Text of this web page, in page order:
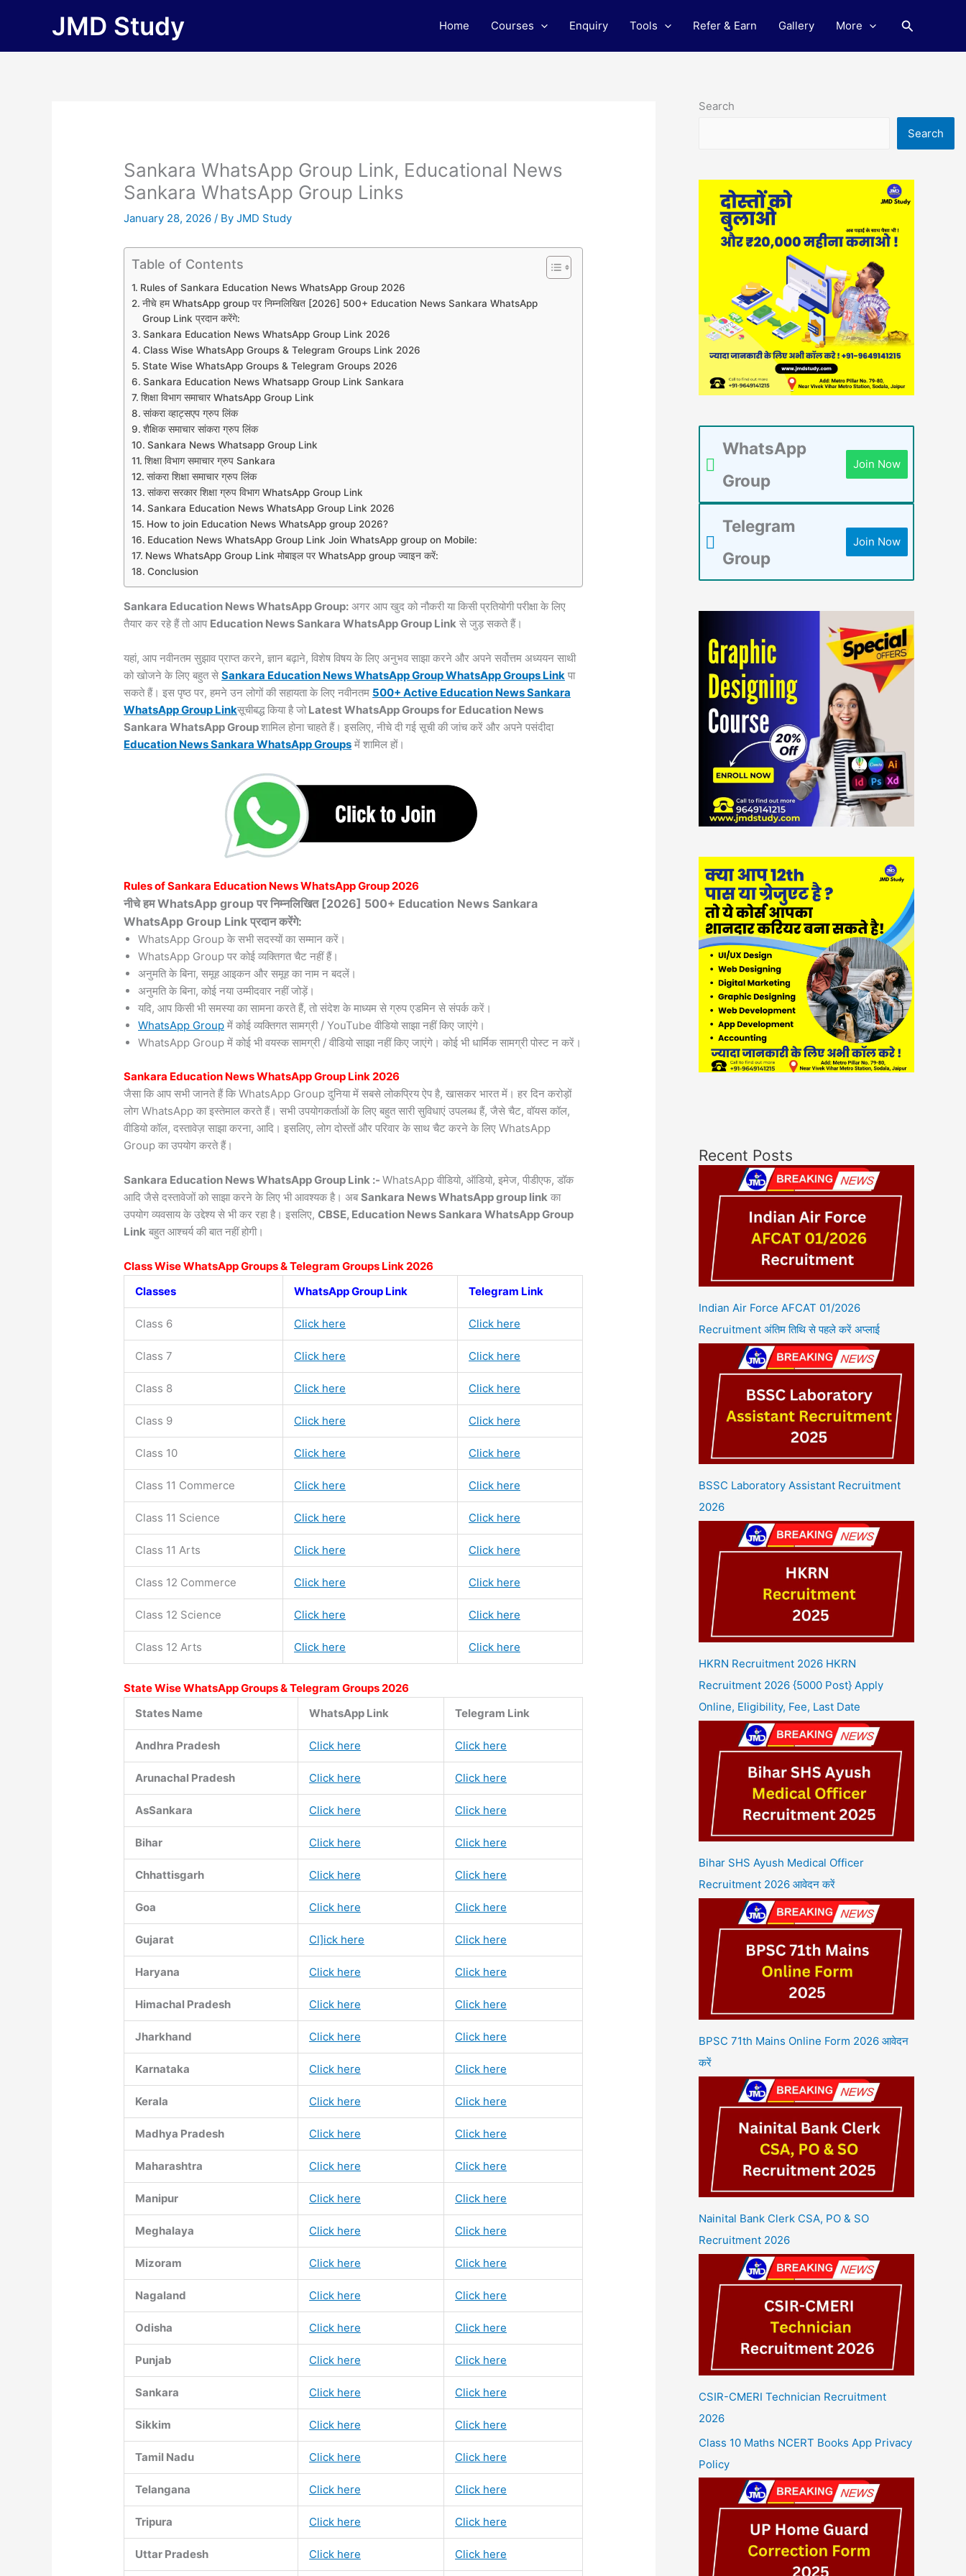
JMD Study Home Courses Enquiry Tools Refer & Earn Gallery More Search
Sankara WhatsApp Group Link, Educational News
Sankara WhatsApp Group Links
January 28, 2026/ ByJMD Study
Table of Contents
Rules of Sankara Education News WhatsApp Group 2026
नीचे हम WhatsApp group पर निम्नलिखित [2026] 500+ Education News Sankara WhatsApp
Group Link प्रदान करेंगे:
Sankara Education News WhatsApp Group Link 2026
Class Wise WhatsApp Groups & Telegram Groups Link 2026
State Wise WhatsApp Groups & Telegram Groups 2026
Sankara Education News Whatsapp Group Link Sankara
शिक्षा विभाग समाचार WhatsApp Group Link
सांकरा व्हाट्सएप ग्रुप लिंक
शैक्षिक समाचार सांकरा ग्रुप लिंक
Sankara News Whatsapp Group Link
शिक्षा विभाग समाचार ग्रुप Sankara
सांकरा शिक्षा समाचार ग्रुप लिंक
सांकरा सरकार शिक्षा ग्रुप विभाग WhatsApp Group Link
Sankara Education News WhatsApp Group Link 2026
How to join Education News WhatsApp group 2026?
Education News WhatsApp Group Link Join WhatsApp group on Mobile:
News WhatsApp Group Link मोबाइल पर WhatsApp group ज्वाइन करें:
Conclusion
Sankara Education News WhatsApp Group: अगर आप खुद को नौकरी या किसी प्रतियोगी परीक्षा के लिए
तैयार कर रहे हैं तो आप Education News Sankara WhatsApp Group Link से जुड़ सकते हैं।
यहां, आप नवीनतम सुझाव प्राप्त करने, ज्ञान बढ़ाने, विशेष विषय के लिए अनुभव साझा करने और अपने सर्वोत्तम अध्ययन साथी
को खोजने के लिए बहुत सेSankara Education News WhatsApp Group WhatsApp Groups Link पा
सकते हैं। इस पृष्ठ पर, हमने उन लोगों की सहायता के लिए नवीनतम 500+ Active Education News Sankara
WhatsApp Group Linkसूचीबद्ध किया है जोLatest WhatsApp Groups for Education News
Sankara WhatsApp Groupशामिल होना चाहते हैं। इसलिए, नीचे दी गई सूची की जांच करें और अपने पसंदीदा
Education News Sankara WhatsAppGroups में शामिल हों।
Rules ofSankara Education News WhatsApp Group 2026
नीचे हम WhatsApp group पर निम्नलिखित [2026] 500+ Education News Sankara
WhatsApp Group Link प्रदान करेंगे:
WhatsApp Group के सभी सदस्यों का सम्मान करें।
WhatsApp Group पर कोई व्यक्तिगत चैट नहीं हैं।
अनुमति के बिना, समूह आइकन और समूह का नाम न बदलें।
अनुमति के बिना, कोई नया उम्मीदवार नहीं जोड़ें।
यदि, आप किसी भी समस्या का सामना करते हैं, तो संदेश के माध्यम से ग्रुप एडमिन से संपर्क करें।
WhatsApp Group में कोई व्यक्तिगत सामग्री / YouTube वीडियो साझा नहीं किए जाएंगे।
WhatsApp Group में कोई भी वयस्क सामग्री / वीडियो साझा नहीं किए जाएंगे। कोई भी धार्मिक सामग्री पोस्ट न करें।
Sankara Education News WhatsApp Group Link 2026
जैसा कि आप सभी जानते हैं कि WhatsApp Group दुनिया में सबसे लोकप्रिय ऐप है, खासकर भारत में। हर दिन करोड़ों
लोग WhatsApp का इस्तेमाल करते हैं। सभी उपयोगकर्ताओं के लिए बहुत सारी सुविधाएं उपलब्ध हैं, जैसे चैट, वॉयस कॉल,
वीडियो कॉल, दस्तावेज़ साझा करना, आदि। इसलिए, लोग दोस्तों और परिवार के साथ चैट करने के लिए WhatsApp
Group का उपयोग करते हैं।
Sankara Education News WhatsApp Group Link :-WhatsApp वीडियो, ऑडियो, इमेज, पीडीएफ, डॉक
आदि जैसे दस्तावेजों को साझा करने के लिए भी आवश्यक है। अबSankara NewsWhatsApp group link का
उपयोग व्यवसाय के उद्देश्य से भी कर रहा है। इसलिए,CBSE, Education News Sankara WhatsApp Group
Link बहुत आश्चर्य की बात नहीं होगी।
Class Wise WhatsApp Groups & Telegram Groups Link 2026
Classes
WhatsApp Group Link Telegram Link
Class 6 Click here Click here
Class 7 Click here Click here
Class 8 Click here Click here
Class 9 Click here Click here
Class 10 Click here Click here
Class 11 Commerce Click here Click here
Class 11 Science Click here Click here
Class 11 Arts Click here Click here
Class 12 Commerce Click here Click here
Class 12 Science Click here Click here
Class 12 Arts Click here Click here
State Wise WhatsApp Groups & Telegram Groups 2026
States Name
WhatsApp Link Telegram Link
Andhra Pradesh Click here Click here
Arunachal Pradesh Click here Click here
AsSankara Click here Click here
Bihar Click here Click here
Chhattisgarh Click here Click here
Goa Click here Click here
Gujarat Cl]ick here Click here
Haryana Click here Click here
Himachal Pradesh Click here Click here
Jharkhand Click here Click here
Karnataka Click here Click here
Kerala Click here Click here
Madhya Pradesh Click here Click here
Maharashtra Click here Click here
Manipur Click here Click here
Meghalaya Click here Click here
Mizoram Click here Click here
Nagaland Click here Click here
Odisha Click here Click here
Punjab Click here Click here
Sankara Click here Click here
Sikkim Click here Click here
Tamil Nadu Click here Click here
Telangana Click here Click here
Tripura Click here Click here
Uttar Pradesh Click here Click here
Search
Search
WhatsApp
Group
Join Now
Telegram
Group
Join Now
Recent Posts
Indian Air Force AFCAT 01/2026
Recruitment अंतिम तिथि से पहले करें अप्लाई
BSSC Laboratory Assistant Recruitment
2026
HKRN Recruitment 2026 HKRN
Recruitment 2026 {5000 Post} Apply
Online, Eligibility, Fee, Last Date
Bihar SHS Ayush Medical Officer
Recruitment 2026 आवेदन करें
BPSC 71th Mains Online Form 2026 आवेदन
करें
Nainital Bank Clerk CSA, PO & SO
Recruitment 2026
CSIR-CMERI Technician Recruitment
2026
Class 10 Maths NCERT Books App Privacy
Policy